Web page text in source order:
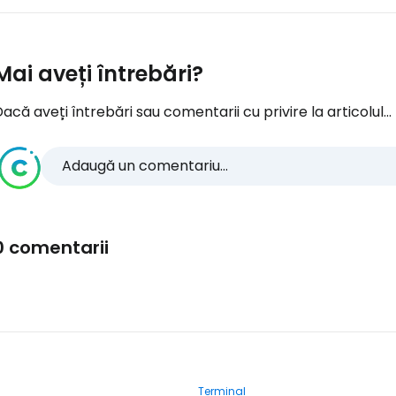
aveți întrebări?
aveți întrebări sau comentarii cu privire la articolul...
Adaugă un comentariu...
comentarii
Terminal